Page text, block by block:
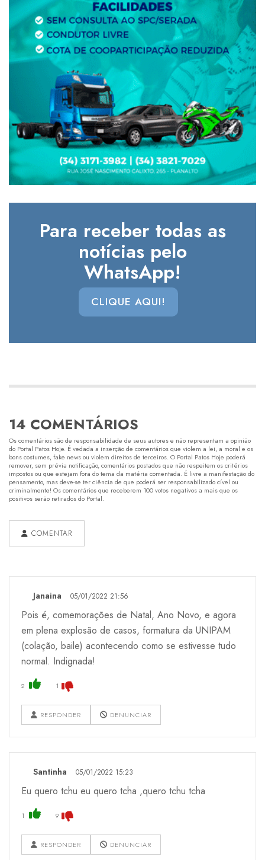
Para receber todas as
notícias pelo
WhatsApp!
CLIQUE AQUI!
14 COMENTÁRIOS
Os comentários são de responsabilidade de seus autores e não representam a opinião
do Portal Patos Hoje. É vedada a inserção de comentários que violem a lei, a moral e os
bons costumes, fake news ou violem direitos de terceiros. O Portal Patos Hoje poderá
remover, sem prévia notificação, comentários postados que não respeitem os critérios
impostos ou que estejam fora do tema da matéria comentada. É livre a manifestação do
pensamento, mas deve-se ter ciência de que poderá ser responsabilizado cível ou
criminalmente! Os comentários que receberem 100 votos negativos a mais que os
positivos serão retirados do Portal.
COMENTAR
Janaina 05/01/2022 21:56
Pois é, comemorações de Natal, Ano Novo, e agora
em plena explosão de casos, formatura da UNIPAM
(colação, baile) acontecendo como se estivesse tudo
normal. Indignada!
2 1
RESPONDER DENUNCIAR
Santinha 05/01/2022 15:23
Eu quero tchu eu quero tcha ,quero tchu tcha
1 9
RESPONDER DENUNCIAR